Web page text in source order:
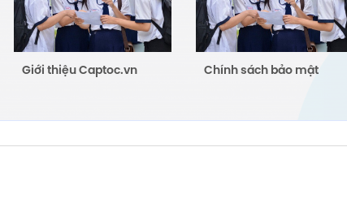
Giới thiệu Captoc.vn Chính sách bảo mật